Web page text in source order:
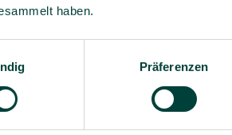
haben.
Präferenzen